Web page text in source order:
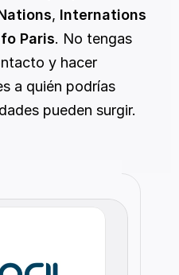
, Internations
Paris. No tengas
y hacer
a quién podrías
pueden surgir.